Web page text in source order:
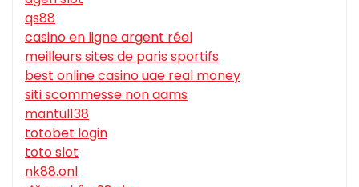
qs88
casino en ligne argent réel
meilleurs sites de paris sportifs
best online casino uae real money
siti scommesse non aams
mantul138
totobet login
toto slot
nk88.onl